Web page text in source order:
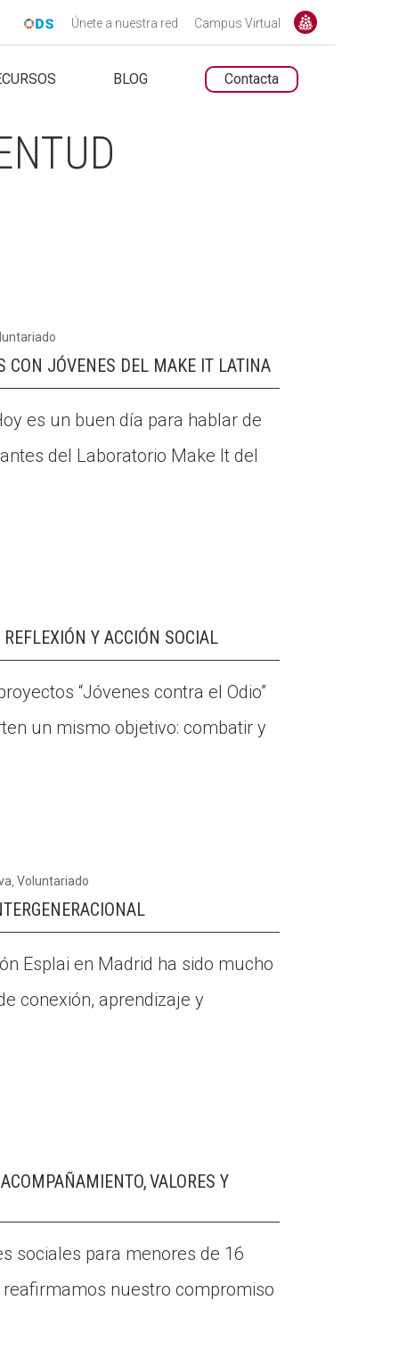
Únete a nuestra red Campus Virtual
BLOG Contacta
CON JÓVENES DEL MAKE IT LATINA
es un buen día para hablar de
del Laboratorio Make It del
Y ACCIÓN SOCIAL
“Jóvenes contra el Odio”
un mismo objetivo: combatir y
,Voluntariado
Esplai en Madrid ha sido mucho
conexión, aprendizaje y
VALORES Y
sociales para menores de 16
reafirmamos nuestro compromiso